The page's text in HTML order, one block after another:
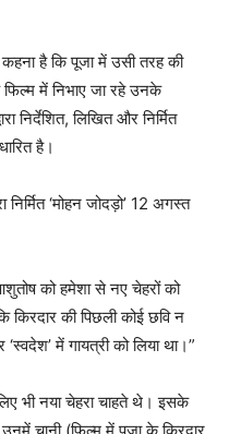
कहना है कि पूजा में उसी तरह की
में निभाए जा रहे उनके
निर्देशित, लिखित और निर्मित
है।
निर्मित ‘मोहन जोदड़ो’ 12 अगस्त
को हमेशा से नए चेहरों को
की पिछली कोई छवि न
में गायत्री को लिया था।”
भी नया चेहरा चाहते थे। इसके